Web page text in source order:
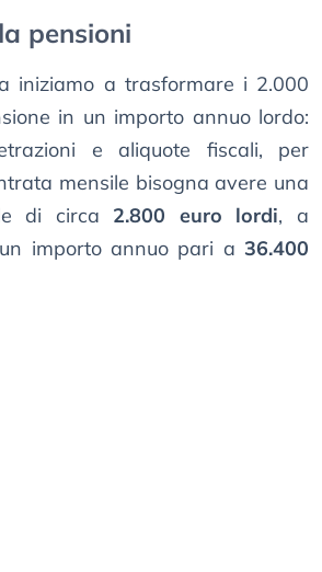
pensioni
iniziamo a trasformare i 2.000
in un importo annuo lordo:
e aliquote fiscali, per
mensile bisogna avere una
di circa 2.800 euro lordi, a
importo annuo pari a 36.400